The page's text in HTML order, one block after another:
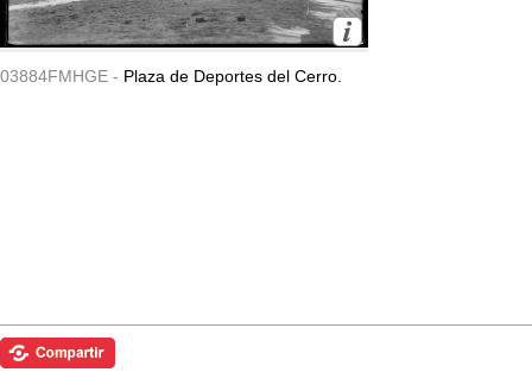
03884FMHGE - Plaza de Deportes del Cerro.